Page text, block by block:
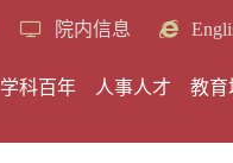
院内信息
学科百年 人事人才 教育